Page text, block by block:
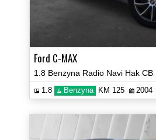
Ford C-MAX
1.8 Benzyna KM 125 2004